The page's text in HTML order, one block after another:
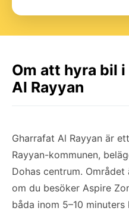
Om att hyra bil
Al Rayyan
Gharrafat Al Rayyan är
Rayyan-kommunen,
Dohas centrum.
om du besöker Aspire
båda inom 5–10